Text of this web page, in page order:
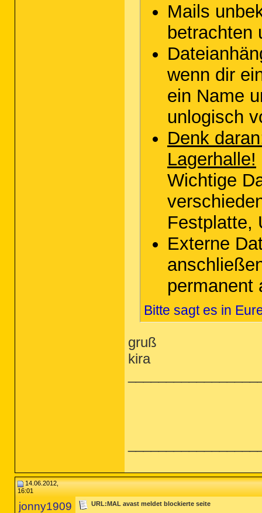
Mails
betrachten
wenn dir
ein Name
unlogisch
Denk
Lagerhalle!
Wichtige
Festplatte,
Externe
permanent
Bitte sagt es in
gruß
kira
14.06.2012,
16:01
jonny1909 URL:MAL avast meldet blockierte seite